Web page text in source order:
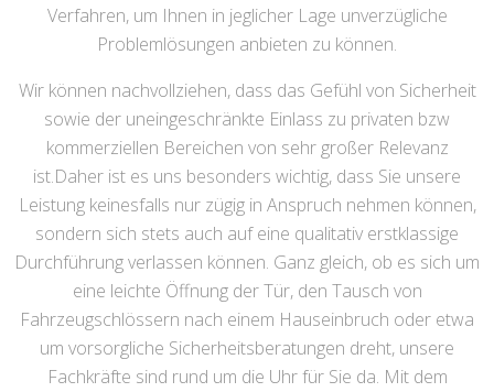
Verfahren, um Ihnen in jeglicher Lage unverzügliche
Problemlösungen anbieten zu können.
Wir können nachvollziehen, dass das Gefühl von Sicherheit
sowie der uneingeschränkte Einlass zu privaten bzw
kommerziellen Bereichen von sehr großer Relevanz
ist.Daher ist es uns besonders wichtig, dass Sie unsere
Leistung keinesfalls nur zügig in Anspruch nehmen können,
sondern sich stets auch auf eine qualitativ erstklassige
Durchführung verlassen können. Ganz gleich, ob es sich um
eine leichte Öffnung der Tür, den Tausch von
Fahrzeugschlössern nach einem Hauseinbruch oder etwa
um vorsorgliche Sicherheitsberatungen dreht, unsere
Fachkräfte sind rund um die Uhr für Sie da. Mit dem